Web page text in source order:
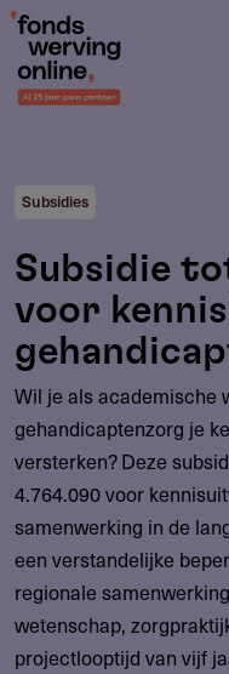
Overslaan
naar
de
Subsidies
Subsidie
voor
Wil je als academische
gehandicaptenzorg je
versterken? Deze
4.764.090 voor
samenwerking in de
een verstandelijke
regionale
wetenschap,
projectlooptijd van vijf